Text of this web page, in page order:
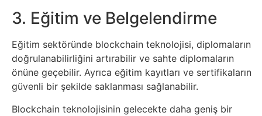
Yemek
Youtube
3. Eğitim ve Belgelendirme
Eğitim sektöründe blockchain teknolojisi, diplomaların
doğrulanabilirliğini artırabilir ve sahte diplomaların
önüne geçebilir. Ayrıca eğitim kayıtları ve sertifikaların
güvenli bir şekilde saklanması sağlanabilir.
Blockchain teknolojisinin gelecekte daha geniş bir